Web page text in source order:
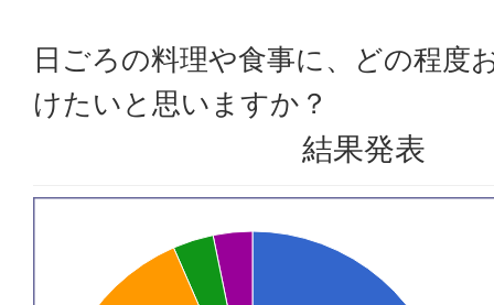
日ごろの料理や食事に、どの程度
けたいと思いますか？
結果発表